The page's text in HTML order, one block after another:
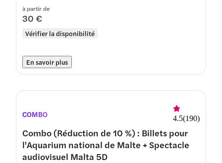
à partir de
30 €
Vérifier la disponibilité
En savoir plus
COMBO 4.5(190)
Combo (Réduction de 10 %) : Billets pour
l'Aquarium national de Malte + Spectacle
audiovisuel Malta 5D